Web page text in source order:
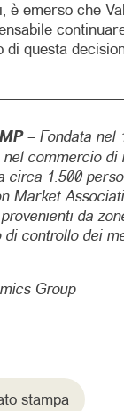
è emerso che
di questa
– Fondata nel
commercio
circa 1.500
Market
da
controllo dei
Group
stampa